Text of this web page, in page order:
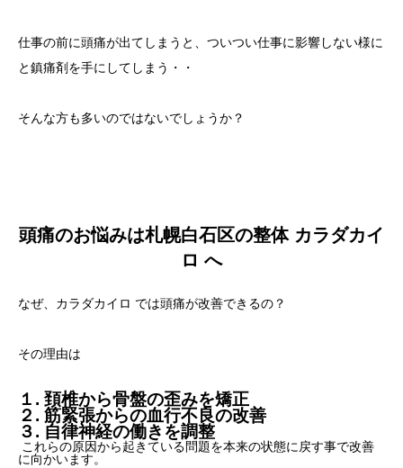
仕事の前に頭痛が出てしまうと、ついつい仕事に影響しない様に
と鎮痛剤を手にしてしまう・・
そんな方も多いのではないでしょうか？
頭痛のお悩みは札幌白石区の整体 カラダカイ
ロ へ
なぜ、カラダカイロ では頭痛が改善できるの？
その理由は
１. 頚椎から骨盤の歪みを矯正
２. 筋緊張からの血行不良の改善
３. 自律神経の働きを調整
これらの原因から起きている問題を本来の状態に戻す事で改善
に向かいます。